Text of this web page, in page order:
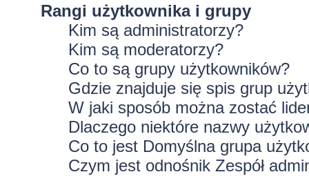
Rangi użytkownika i grupy
Kim są administratorzy?
Kim są moderatorzy?
Co to są grupy użytkowników?
Gdzie znajduje się spis grup
W jaki sposób można zostać
Dlaczego niektóre nazwy
Co to jest Domyślna grupa
Czym jest odnośnik Zespół